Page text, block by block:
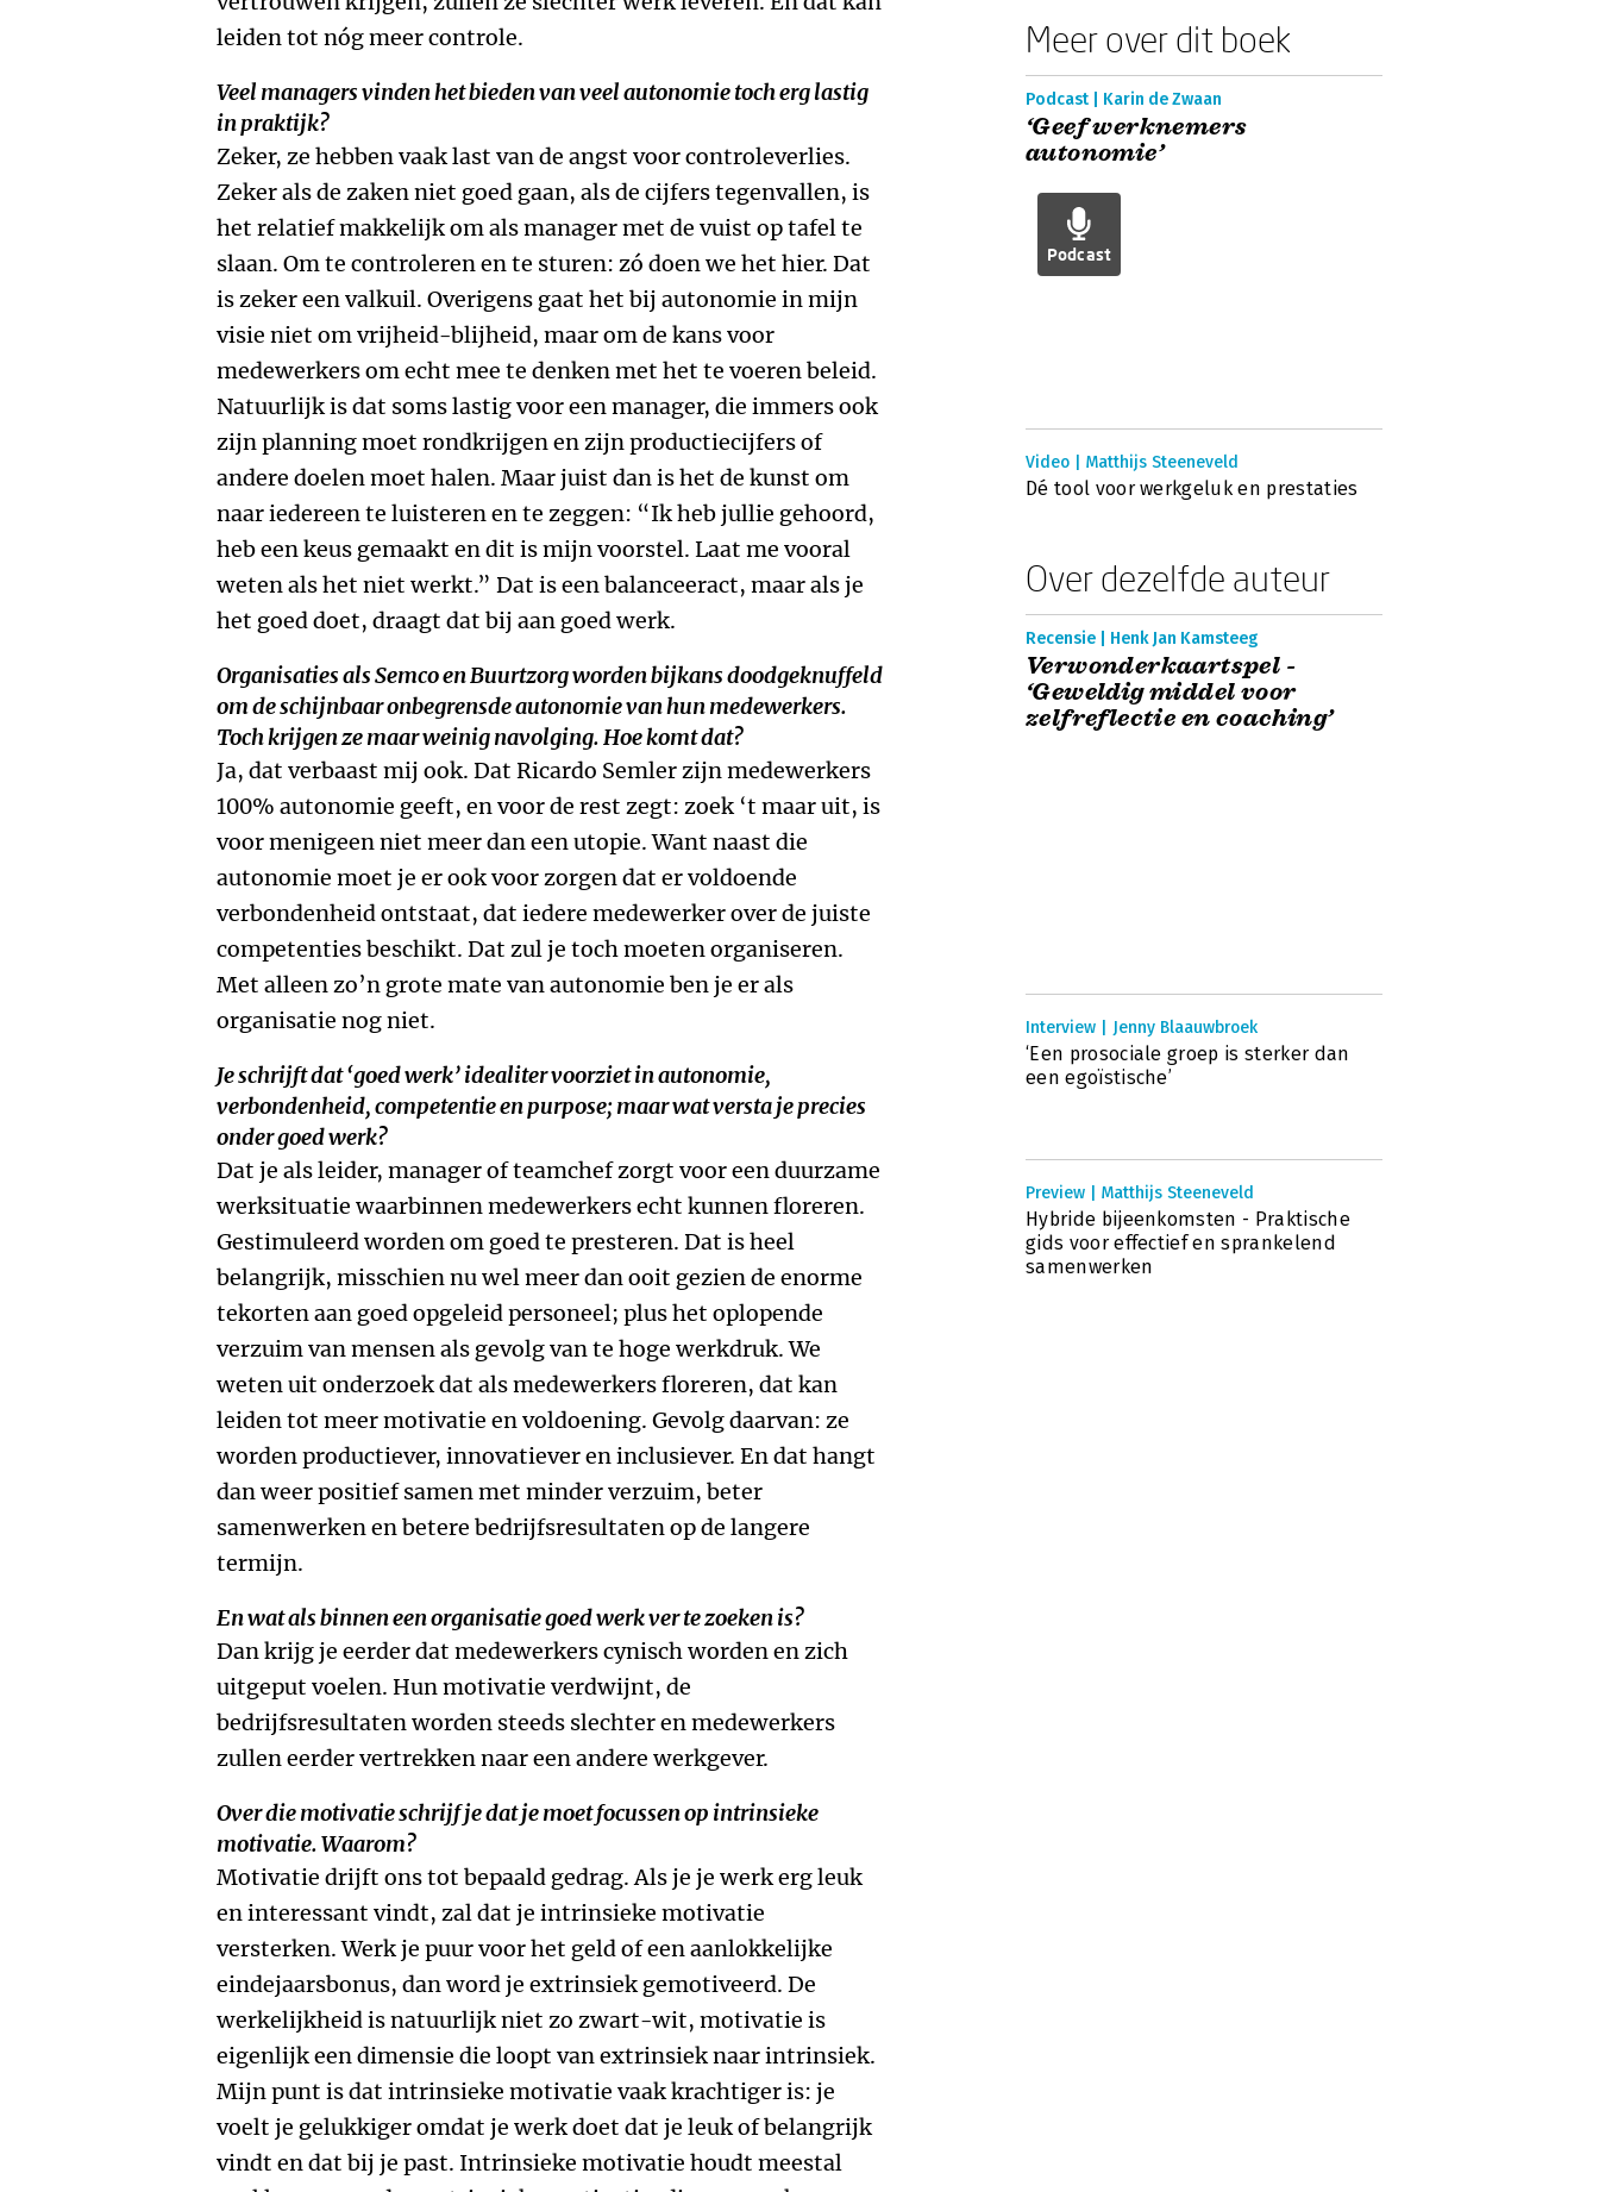
leiden tot nóg meer controle.
Veel managers vinden het bieden van veel autonomie toch erg lastig
in praktijk?
Zeker, ze hebben vaak last van de angst voor controleverlies.
Zeker als de zaken niet goed gaan, als de cijfers tegenvallen, is
het relatief makkelijk om als manager met de vuist op tafel te
slaan. Om te controleren en te sturen: zó doen we het hier. Dat
is zeker een valkuil. Overigens gaat het bij autonomie in mijn
visie niet om vrijheid-blijheid, maar om de kans voor
medewerkers om echt mee te denken met het te voeren beleid.
Natuurlijk is dat soms lastig voor een manager, die immers ook
zijn planning moet rondkrijgen en zijn productiecijfers of
andere doelen moet halen. Maar juist dan is het de kunst om
naar iedereen te luisteren en te zeggen: “Ik heb jullie gehoord,
heb een keus gemaakt en dit is mijn voorstel. Laat me vooral
weten als het niet werkt.” Dat is een balanceeract, maar als je
het goed doet, draagt dat bij aan goed werk.
Organisaties als Semco en Buurtzorg worden bijkans doodgeknuffeld
om de schijnbaar onbegrensde autonomie van hun medewerkers.
Toch krijgen ze maar weinig navolging. Hoe komt dat?
Ja, dat verbaast mij ook. Dat Ricardo Semler zijn medewerkers
100% autonomie geeft, en voor de rest zegt: zoek ‘t maar uit, is
voor menigeen niet meer dan een utopie. Want naast die
autonomie moet je er ook voor zorgen dat er voldoende
verbondenheid ontstaat, dat iedere medewerker over de juiste
competenties beschikt. Dat zul je toch moeten organiseren.
Met alleen zo’n grote mate van autonomie ben je er als
organisatie nog niet.
Je schrijft dat ‘goed werk’ idealiter voorziet in autonomie,
verbondenheid, competentie en purpose; maar wat versta je precies
onder goed werk?
Dat je als leider, manager of teamchef zorgt voor een duurzame
werksituatie waarbinnen medewerkers echt kunnen floreren.
Gestimuleerd worden om goed te presteren. Dat is heel
belangrijk, misschien nu wel meer dan ooit gezien de enorme
tekorten aan goed opgeleid personeel; plus het oplopende
verzuim van mensen als gevolg van te hoge werkdruk. We
weten uit onderzoek dat als medewerkers floreren, dat kan
leiden tot meer motivatie en voldoening. Gevolg daarvan: ze
worden productiever, innovatiever en inclusiever. En dat hangt
dan weer positief samen met minder verzuim, beter
samenwerken en betere bedrijfsresultaten op de langere
termijn.
En wat als binnen een organisatie goed werk ver te zoeken is?
Dan krijg je eerder dat medewerkers cynisch worden en zich
uitgeput voelen. Hun motivatie verdwijnt, de
bedrijfsresultaten worden steeds slechter en medewerkers
zullen eerder vertrekken naar een andere werkgever.
Over die motivatie schrijf je dat je moet focussen op intrinsieke
motivatie. Waarom?
Motivatie drijft ons tot bepaald gedrag. Als je je werk erg leuk
en interessant vindt, zal dat je intrinsieke motivatie
versterken. Werk je puur voor het geld of een aanlokkelijke
eindejaarsbonus, dan word je extrinsiek gemotiveerd. De
werkelijkheid is natuurlijk niet zo zwart-wit, motivatie is
eigenlijk een dimensie die loopt van extrinsiek naar intrinsiek.
Mijn punt is dat intrinsieke motivatie vaak krachtiger is: je
voelt je gelukkiger omdat je werk doet dat je leuk of belangrijk
vindt en dat bij je past. Intrinsieke motivatie houdt meestal
Meer over dit boek
Podcast | Karin de Zwaan
‘Geef werknemers
autonomie’
Podcast
Video | Matthijs Steeneveld
Dé tool voor werkgeluk en prestaties
Over dezelfde auteur
Recensie | Henk Jan Kamsteeg
Verwonderkaartspel -
‘Geweldig middel voor
zelfreflectie en coaching’
Interview | Jenny Blaauwbroek
‘Een prosociale groep is sterker dan
een egoïstische’
Preview | Matthijs Steeneveld
Hybride bijeenkomsten - Praktische
gids voor effectief en sprankelend
samenwerken